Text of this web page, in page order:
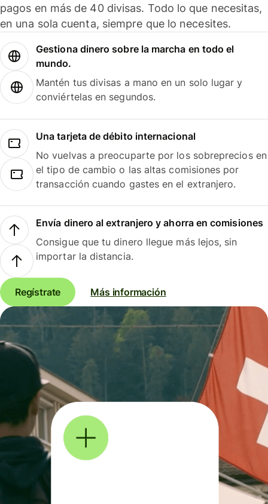
pagos en más de 40 divisas. Todo lo que necesitas,
en una sola cuenta, siempre que lo necesites.
Gestiona dinero sobre la marcha en todo el
mundo.
Mantén tus divisas a mano en un solo lugar y
conviértelas en segundos.
Una tarjeta de débito internacional
No vuelvas a preocuparte por los sobreprecios en
el tipo de cambio o las altas comisiones por
transacción cuando gastes en el extranjero.
Envía dinero al extranjero y ahorra en comisiones
Consigue que tu dinero llegue más lejos, sin
importar la distancia.
Regístrate Más información